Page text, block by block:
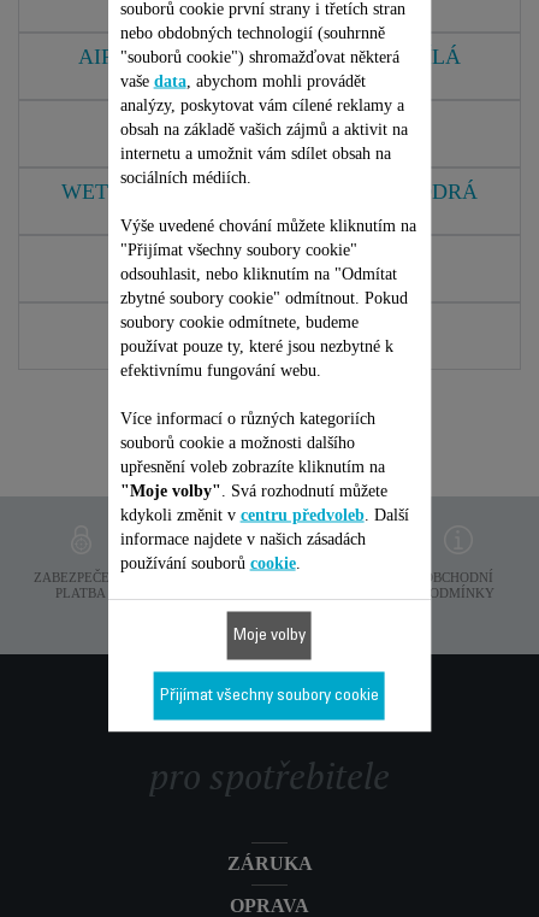
TN1350F0
AIRFORCE PRECISION TN4800F0 BÍLÁ
TN4800F0
WET AND DRY TN5120F0
TN5100F0
WET AND DRY TN5120F0 TMAVĚ MODRÁ
TN5120F0
PERFECT LINE TN1300F0
TN1300F0
AIRFORCE PRECISION
TN4850F0
ZABEZPEČENÁ
PLATBA
OBCHODNÍ
PODMÍNKY
SLUŽBY
pro spotřebitele
ZÁRUKA
OPRAVA
souborů cookie první strany i třetích stran
nebo obdobných technologií (souhrnně
"souborů cookie") shromažďovat některá
vaše data, abychom mohli provádět
analýzy, poskytovat vám cílené reklamy a
obsah na základě vašich zájmů a aktivit na
internetu a umožnit vám sdílet obsah na
sociálních médiích.
Výše uvedené chování můžete kliknutím na
"Přijímat všechny soubory cookie"
odsouhlasit, nebo kliknutím na "Odmítat
zbytné soubory cookie" odmítnout. Pokud
soubory cookie odmítnete, budeme
používat pouze ty, které jsou nezbytné k
efektivnímu fungování webu.
Více informací o různých kategoriích
souborů cookie a možnosti dalšího
upřesnění voleb zobrazíte kliknutím na
"Moje volby" . Svá rozhodnutí můžete
kdykoli změnit v centru předvoleb. Další
informace najdete v našich zásadách
používání souborů cookie.
Moje volby
Přijímat všechny soubory cookie